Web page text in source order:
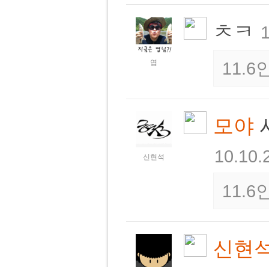
엽
ㅊㅋ
11.6
신현석
모야
11.6
신현